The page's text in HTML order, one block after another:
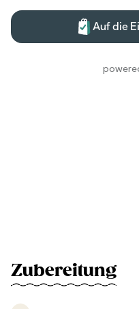
Zubereitung